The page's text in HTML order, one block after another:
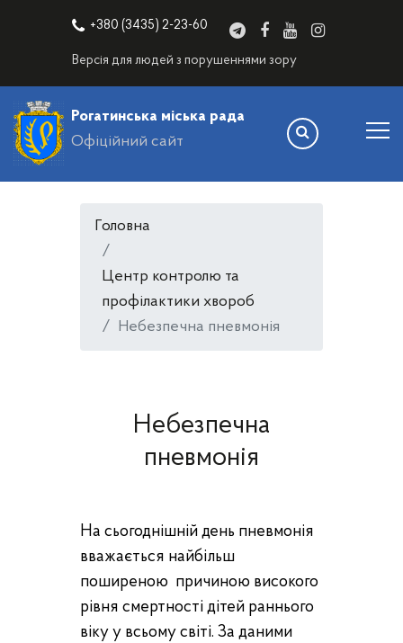
+380 (3435) 2-23-60
Версія для людей з порушеннями зору
Рогатинська міська рада
Офіційний сайт
Головна
Центр контролю та
профілактики хвороб
Небезпечна пневмонія
Небезпечна
пневмонія
На сьогоднішній день пневмонія
вважається найбільш
поширеною причиною високого
рівня смертності дітей раннього
віку у всьому світі. За даними